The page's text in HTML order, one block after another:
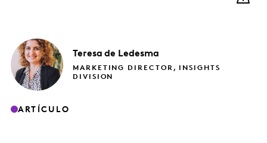
Teresa de Ledesma
MARKETING DIRECTOR, INSIGHTS
DIVISION
ARTÍCULO